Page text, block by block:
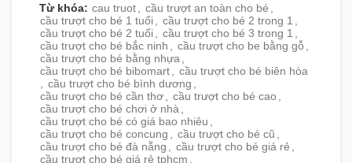
Từ khóa: cau truot cầu trượt an toàn cho bé
cầu trượt cho bé 1 tuổi
cầu trượt cho bé 2 trong 1
cầu trượt cho bé 2 tuổi
cầu trượt cho bé 3 trong 1
cầu trượt cho bé bắc ninh
cầu trượt cho be bằng gỗ
cầu trượt cho bé bằng nhựa
cầu trượt cho bé bibomart
cầu trượt cho bé biên hòa
cầu trượt cho bé bình dương
cầu trượt cho bé cần thơ
cầu trượt cho bé cao
cầu trượt cho bé chơi ở nhà
cầu trượt cho bé có giá bao nhiêu
cầu trượt cho bé concung
cầu trượt cho bé cũ
cầu trượt cho bé đà nẵng
cầu trượt cho bé giá rẻ
cầu trượt cho bé giá rẻ tphcm